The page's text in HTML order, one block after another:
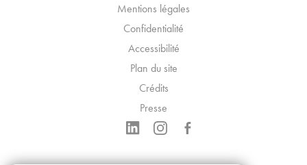
Mentions légales
Confidentialité
Accessibilité
Plan du site
Crédits
Presse